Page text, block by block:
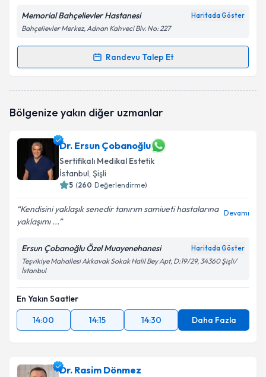
Memorial Bahçelievler Hastanesi Haritada Göster
Bahçelievler Merkez, Adnan Kahveci Blv. No: 227
Randevu Talep Et
Randevu Takvimi Talebi
Size bu uzmandan randevu almanız için bir takvim
E-posta Adresiniz
Kişisel verilerimin işlenmesine ilişkinAydınlatma
Metni
Takvim Talebini Gönder
Bölgenize yakın diğer uzmanlar
Dr. Ersun Çobanoğlu
Sertifikalı Medikal Estetik
İstanbul, Şişli
5 (260 Değerlendirme)
Kendisini yaklaşık senedir tanırım samiueti hastalarına
yaklaşımı ...
Devamı
Ersun Çobanoğlu Özel Muayenehanesi Haritada Göster
Teşvikiye Mahallesi Akkavak Sokak Halil Bey Apt, D:19/29, 34360 Şişli/
İstanbul
En Yakın Saatler
14:00
14:15 14:30 Daha Fazla
Dr. Rasim Dönmez